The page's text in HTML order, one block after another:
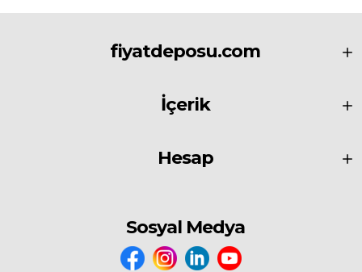
fiyatdeposu.com
İçerik
Hesap
Sosyal Medya